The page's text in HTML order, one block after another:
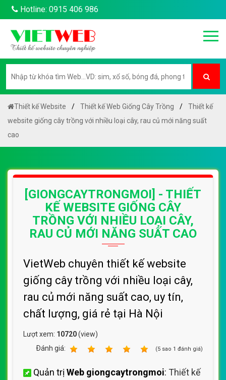
Hotline: 0915 406 986
Thiết kế Website Thiết kế Web Giống Cây Trồng
Thiết kế
website giống cây trồng với nhiều loại cây, rau củ mới năng suất
cao
[GIONGCAYTRONGMOI] - THIẾT
KẾ WEBSITE GIỐNG CÂY
TRỒNG VỚI NHIỀU LOẠI CÂY,
RAU CỦ MỚI NĂNG SUẤT CAO
VietWeb chuyên thiết kế website
giống cây trồng với nhiều loại cây,
rau củ mới năng suất cao, uy tín,
chất lượng, giá rẻ tại Hà Nội
Lượt xem: 10720(view)
Ðánh giá:
(5 sao 1 đánh giá)
Quản trị Web giongcaytrongmoi: Thiết kế